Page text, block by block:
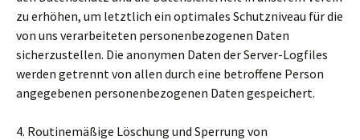
zu erhöhen, um letztlich ein optimales Schutzniveau für die
von uns verarbeiteten personenbezogenen Daten
sicherzustellen. Die anonymen Daten der Server-Logfiles
werden getrennt von allen durch eine betroffene Person
angegebenen personenbezogenen Daten gespeichert.
4. Routinemäßige Löschung und Sperrung von